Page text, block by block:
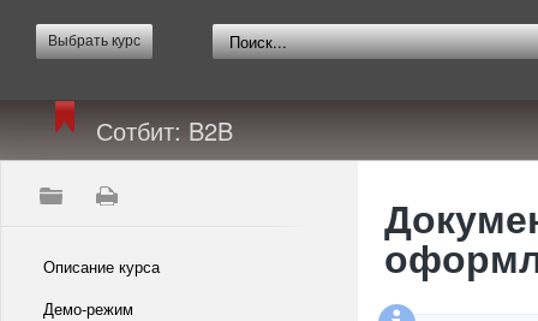
Выбрать курс
Сотбит: B2B
Описание курса
Демо-режим